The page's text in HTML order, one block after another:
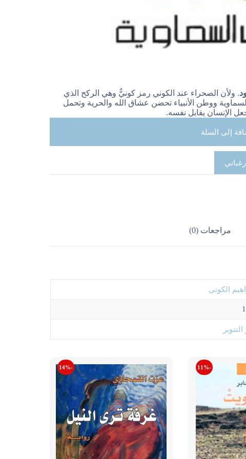
. ولأن الصحراء عند الكوني رمز كونيٌّ وهي الركح الذي
ووطن الأنبياء تحضن عشاق الله والحرية وتحمل
الإنسان يقابل نفسه.
إلى السلة
مراجعات (0)
الكونى
التنوير
-11%
-14%